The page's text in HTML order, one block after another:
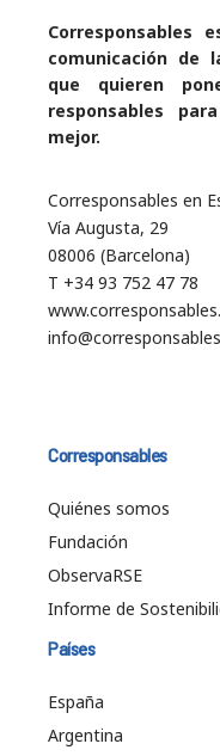
Corresponsables
comunicación de
que quieren
responsables
mejor.
Corresponsables en
Vía Augusta, 29
08006 (Barcelona)
T +34 93 752 47 78
Corresponsables
Quiénes somos
Fundación
ObservaRSE
Informe de
Países
España
Argentina